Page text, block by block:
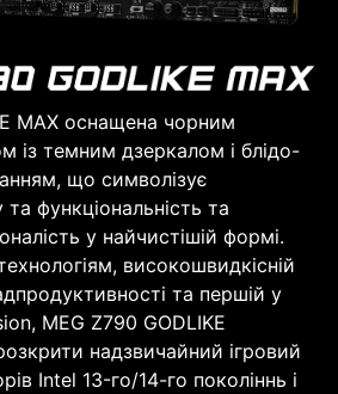
MAX оснащена чорним
із темним дзеркалом і блідо-
що символізує
функціональність та
у найчистішій формі.
високошвидкісній
та першій у
MEG Z790 GODLIKE
надзвичайний ігровий
Intel 13-го/14-го поколіннь і